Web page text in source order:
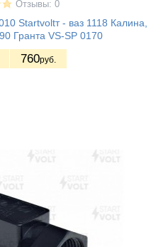
Отзывы: 0
Startvoltт - ваз 1118 Калина,
Гранта VS-SP 0170
760руб.